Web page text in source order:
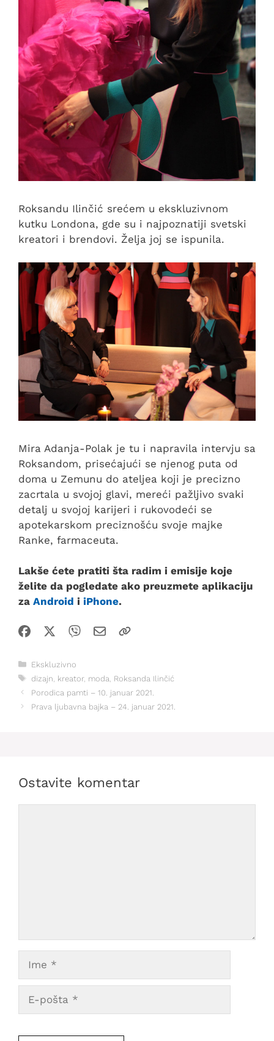
Roksandu Ilinčić srećem u ekskluzivnom
kutku Londona, gde su i najpoznatiji svetski
kreatori i brendovi. Želja joj se ispunila.
Mira Adanja-Polak je tu i napravila intervju sa
Roksandom, prisećajući se njenog puta od
doma u Zemunu do ateljea koji je precizno
zacrtala u svojoj glavi, mereći pažljivo svaki
detalj u svojoj karijeri i rukovodeći se
apotekarskom preciznošću svoje majke
Ranke, farmaceuta.
Lakše ćete pratiti šta radim i emisije koje
želite da pogledate ako preuzmete aplikaciju
za Android i iPhone.
Kategorije
Ekskluzivno
Oznake
dizajn kreator, moda Roksanda Ilinčić
Porodica pamti – 10. januar 2021.
Prava ljubavna bajka – 24. januar 2021.
Ostavite komentar
pošta